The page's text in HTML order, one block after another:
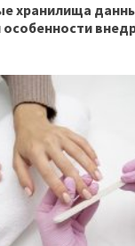
хранилища
особенности